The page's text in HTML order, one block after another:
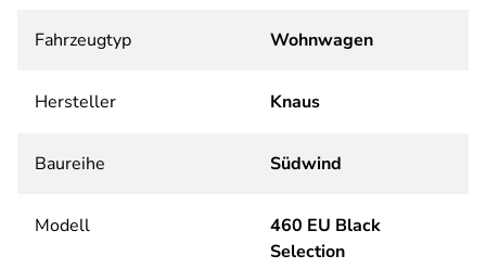
Fahrzeugtyp Wohnwagen
Hersteller Knaus
Baureihe Südwind
Modell
460 EU Black
Selection